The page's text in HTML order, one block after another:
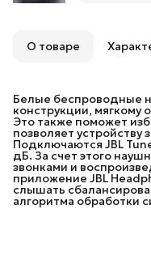
О товаре
Белые беспроводные
конструкции, мягкому
Это также поможет
позволяет устройству
Подключаются JBL
дБ. За счет этого
звонками и
приложение JBL
слышать
алгоритма обработки